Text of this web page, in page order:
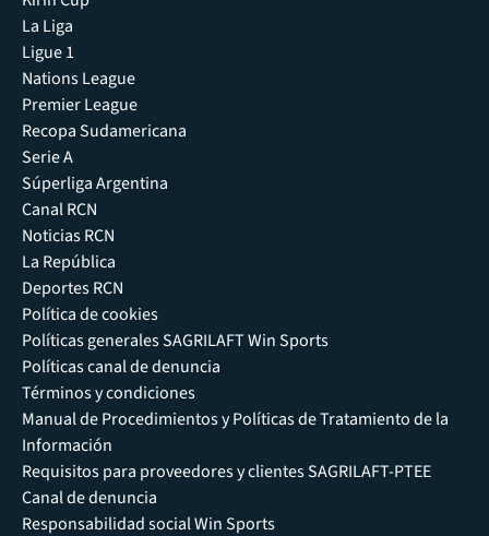
La Liga
Ligue 1
Nations League
Premier League
Recopa Sudamericana
Serie A
Súperliga Argentina
Canal RCN
Noticias RCN
La República
Deportes RCN
Política de cookies
Políticas generales SAGRILAFT Win Sports
Políticas canal de denuncia
Términos y condiciones
Manual de Procedimientos y Políticas de Tratamiento de la
Información
Requisitos para proveedores y clientes SAGRILAFT-PTEE
Canal de denuncia
Responsabilidad social Win Sports